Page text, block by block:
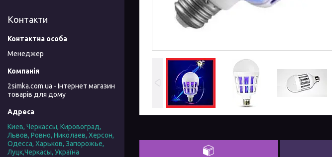
Контакти
Менеджер
2simka.com.ua - Інтернет магазин
товарів для дому
Киев, Черкассы, Кировоград,
Львов, Ровно, Николаев, Херсон,
Одесса, Харьков, Запорожье,
Луцк,Черкасы, Україна